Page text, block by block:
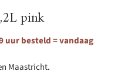
pink
uur besteld = vandaag
Maastricht.